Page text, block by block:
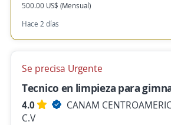
500.00 US$ (Mensual)
Hace 2 días
Se precisa Urgente
Tecnico en limpieza para
4.0
CANAM
C.V